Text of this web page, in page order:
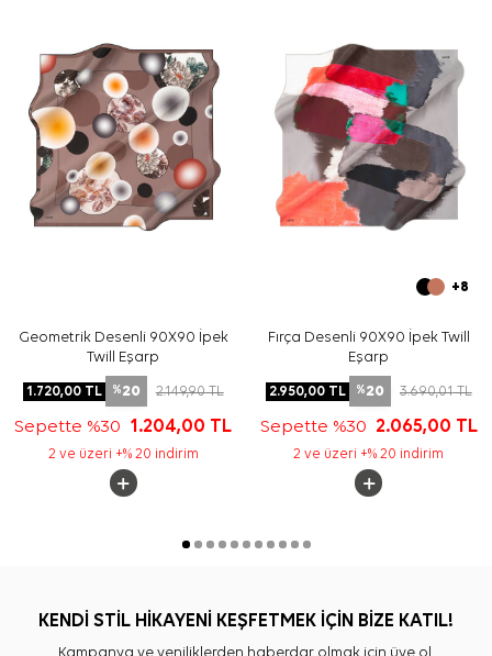
Yıkama ve bakım için ürün etiketindeki talimatları
izleyiniz. İpek ve hassas eşarplarda uygun bakım desteği
içinAker İpek Eşarp Şampuanı
ürününü tercih
edebilirsiniz.
Sıkça Sorulan Sorular
Gri İpek Tivil Kare Geometrik Desenli Eşarp hangi
ölçüdedir?
Bu ürünün kumaş kalitesi nedir?
Gri geometrik desen hangi kombinlerle uyumludur?
Geometrik Desenli 90X90 İpek
Twill Eşarp
1.720,00TL %20 2.149,90TL
Sepette %30 1.204,00 TL
2 ve üzeri +% 20 indirim
+8
Fırça Desenli 90X90 İpek Twill
Eşarp
2.950,00TL %20 3.690,01TL
Sepette %30 2.065,00 TL
2 ve üzeri +% 20 indirim
KENDİ STİL HİKAYENİ KEŞFETMEK İÇİN BİZE KATIL!